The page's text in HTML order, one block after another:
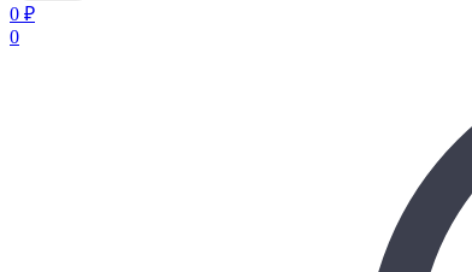
0 ₽
0